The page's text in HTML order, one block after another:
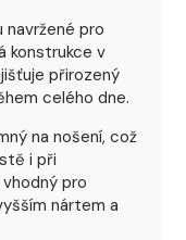
pro
konstrukce v
přirozený
celého dne.
na nošení, což
i při
pro
nártem a